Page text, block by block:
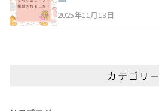
2025年11月13日
カテゴリー